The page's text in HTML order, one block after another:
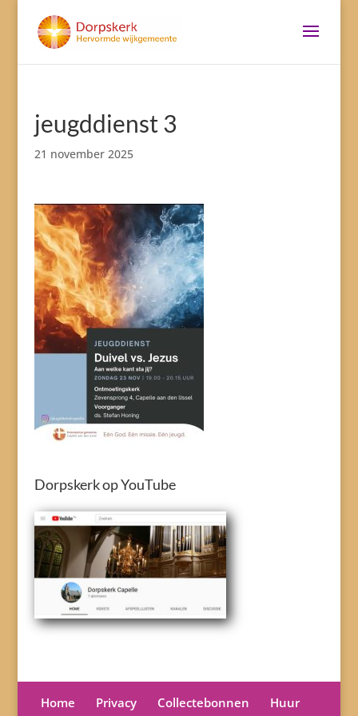
jeugddienst 3
21 november 2025
Dorpskerk op YouTube
Home Privacy Collectebonnen
Huur